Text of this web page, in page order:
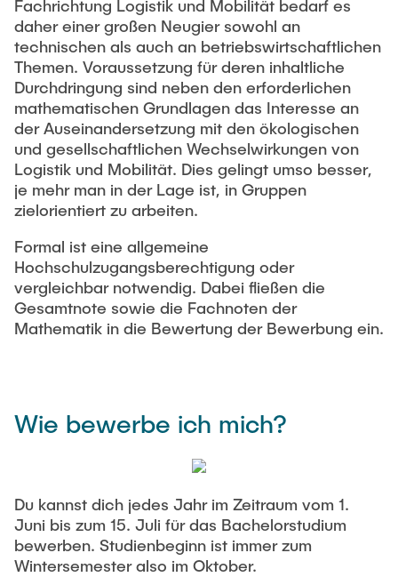
Fachrichtung Logistik und Mobilität bedarf es
daher einer großen Neugier sowohl an
technischen als auch an betriebswirtschaftlichen
Themen. Voraussetzung für deren inhaltliche
Durchdringung sind neben den erforderlichen
mathematischen Grundlagen das Interesse an
der Auseinandersetzung mit den ökologischen
und gesellschaftlichen Wechselwirkungen von
Logistik und Mobilität. Dies gelingt umso besser,
je mehr man in der Lage ist, in Gruppen
zielorientiert zu arbeiten.
Formal ist eine allgemeine
Hochschulzugangsberechtigung oder
vergleichbar notwendig. Dabei fließen die
Gesamtnote sowie die Fachnoten der
Mathematik in die Bewertung der Bewerbung ein.
Wie bewerbe ich mich?
Du kannst dich jedes Jahr im Zeitraum vom 1.
Juni bis zum 15. Juli für das Bachelorstudium
bewerben. Studienbeginn ist immer zum
Wintersemester also im Oktober.